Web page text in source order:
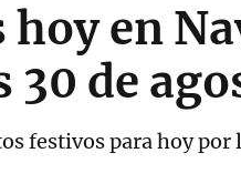
hoy en
30 de
festivos para hoy